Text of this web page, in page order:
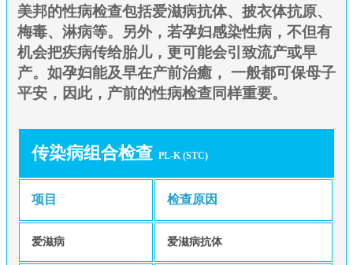
美邦的性病检查包括爱滋病抗体、披衣体抗原、
梅毒、淋病等。另外，若孕妇感染性病，不但有
机会把疾病传给胎儿，更可能会引致流产或早
产。如孕妇能及早在产前治癒， 一般都可保母子
平安，因此，产前的性病检查同样重要。
传染病组合检查 PL-K (STC)
项目 检查原因
爱滋病 爱滋病抗体